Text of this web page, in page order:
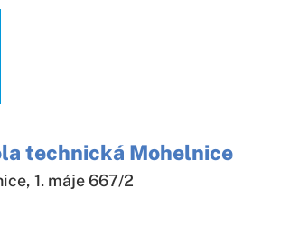
technická Mohelnice
1. máje 667/2